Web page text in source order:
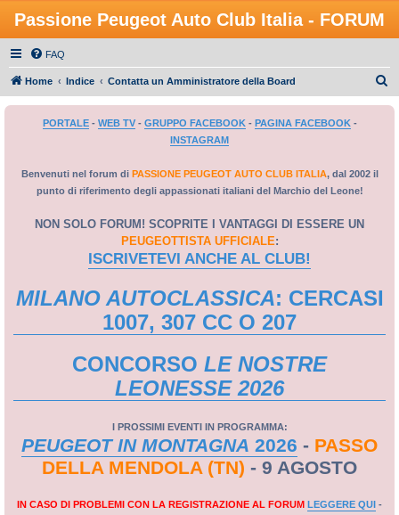
Passione Peugeot Auto Club Italia - FORUM
FAQ
Home Indice Contatta un Amministratore della Board
PORTALE- WEB TV- GRUPPO FACEBOOK- PAGINA FACEBOOK-
INSTAGRAM
Benvenuti nel forum di PASSIONE PEUGEOT AUTO CLUB ITALIA, dal 2002 il
punto di riferimento degli appassionati italiani del Marchio del Leone!
NON SOLO FORUM! SCOPRITE I VANTAGGI DI ESSERE UN
PEUGEOTTISTA UFFICIALE:
ISCRIVETEVI ANCHE AL CLUB!
MILANO AUTOCLASSICA: CERCASI
1007, 307 CC O 207
CONCORSO LE NOSTRE
LEONESSE 2026
I PROSSIMI EVENTI IN PROGRAMMA:
PEUGEOT IN MONTAGNA 2026 - PASSO
DELLA MENDOLA (TN) - 9 AGOSTO
IN CASO DI PROBLEMI CON LA REGISTRAZIONE AL FORUM LEGGERE QUI -